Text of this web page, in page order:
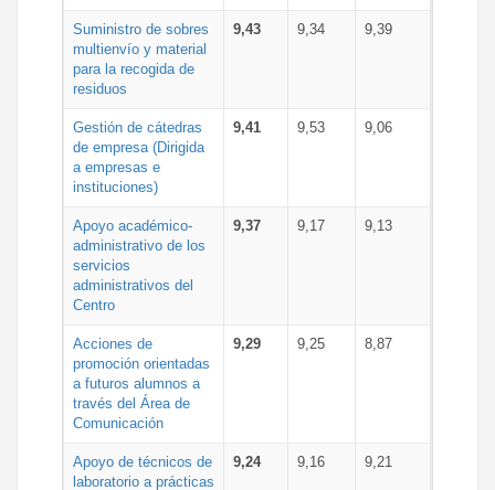
Suministro de sobres
multienvío y material
para la recogida de
residuos
9,43 9,34 9,39
Gestión de cátedras
de empresa (Dirigida
a empresas e
instituciones)
9,41 9,53 9,06
Apoyo académico-
administrativo de los
servicios
administrativos del
Centro
9,37 9,17 9,13
Acciones de
promoción orientadas
a futuros alumnos a
través del Área de
Comunicación
9,29 9,25 8,87
Apoyo de técnicos de
laboratorio a prácticas
9,24 9,16 9,21